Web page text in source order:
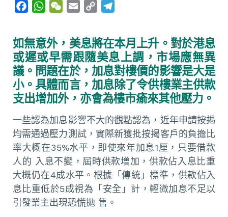
e
b
o
o
k
W
t
s
A
p
p
W
h
a
t
i
l
y
L
i
n
k
e
g
r
a
m
如無意外，美息將在本月上升。對於港息
或遲或早需跟隨美息上調，市場應無異
議。問題在於，加息對樓價的影響是大是
小。具體而言，加息除了令供樓業主供款
支出增加外，亦會為樓市瘉來其他壓力。
一些認為加息影響不大的觀點認為，近年申請按揭
均需通過壓力測試，實際新獲批按揭客戶的負擔比
率大概在35%水平，即使來年加息1厘，只要借款
人的 入息不變，屆時供款增加，供款佔入息比重
大概仍在4成水平。根據「傳統」標準，供款佔入
息比重低於5成視為「安全」計，輕微加息不足以
引發業主出現恐慌拋 售。